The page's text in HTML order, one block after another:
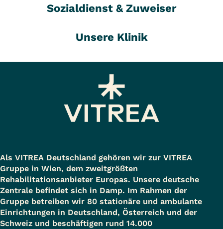
Sozialdienst & Zuweiser
Unsere Klinik
Als VITREA Deutschland gehören wir zur VITREA
Gruppe in Wien, dem zweitgrößten
Rehabilitationsanbieter Europas. Unsere deutsche
Zentrale befindet sich in Damp. Im Rahmen der
Gruppe betreiben wir 80 stationäre und ambulante
Einrichtungen in Deutschland, Österreich und der
Schweiz und beschäftigen rund 14.000